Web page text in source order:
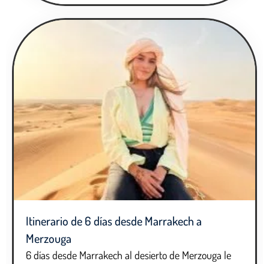
Itinerario de 6 días desde Marrakech a
Merzouga
6 días desde Marrakech al desierto de Merzouga le